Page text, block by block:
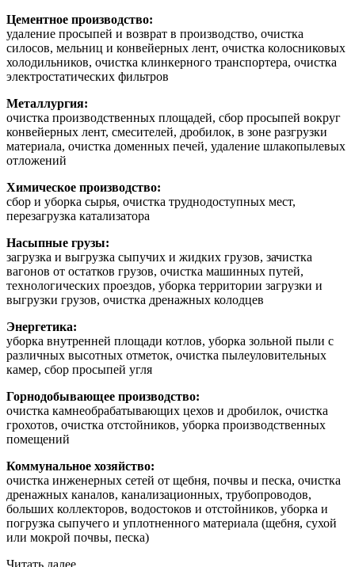
Цементное производство:
удаление просыпей и возврат в производство, очистка
силосов, мельниц и конвейерных лент, очистка колосниковых
холодильников, очистка клинкерного транспортера, очистка
электростатических фильтров
Металлургия:
очистка производственных площадей, сбор просыпей вокруг
конвейерных лент, смесителей, дробилок, в зоне разгрузки
материала, очистка доменных печей, удаление шлакопылевых
отложений
Химическое производство:
сбор и уборка сырья, очистка труднодоступных мест,
перезагрузка катализатора
Насыпные грузы:
загрузка и выгрузка сыпучих и жидких грузов, зачистка
вагонов от остатков грузов, очистка машинных путей,
технологических проездов, уборка территории загрузки и
выгрузки грузов, очистка дренажных колодцев
Энергетика:
уборка внутренней площади котлов, уборка зольной пыли с
различных высотных отметок, очистка пылеуловительных
камер, сбор просыпей угля
Горнодобывающее производство:
очистка камнеобрабатывающих цехов и дробилок, очистка
грохотов, очистка отстойников, уборка производственных
помещений
Коммунальное хозяйство:
очистка инженерных сетей от щебня, почвы и песка, очистка
дренажных каналов, канализационных, трубопроводов,
больших коллекторов, водостоков и отстойников, уборка и
погрузка сыпучего и уплотненного материала (щебня, сухой
или мокрой почвы, песка)
Читать далее